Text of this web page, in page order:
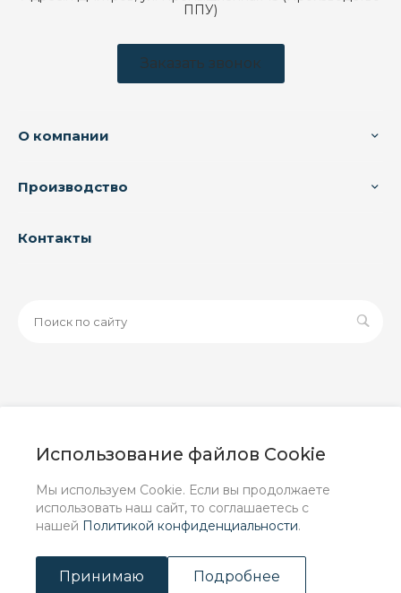
Использование файлов Cookie
Мы используем Cookie. Если вы продолжаете
использовать наш сайт, то соглашаетесь с
нашей Политикой конфиденциальности.
Принимаю Подробнее
ППУ)
Заказать звонок
О компании
Производство
Контакты
информационный характер и ни при каких условиях не
положениями Статьи 437 (2) ГК РФ.